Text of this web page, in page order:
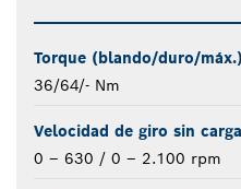
Torque (blando/duro/máx.)
36/64/- Nm
Velocidad de giro sin
0 – 630 / 0 – 2.100 rpm